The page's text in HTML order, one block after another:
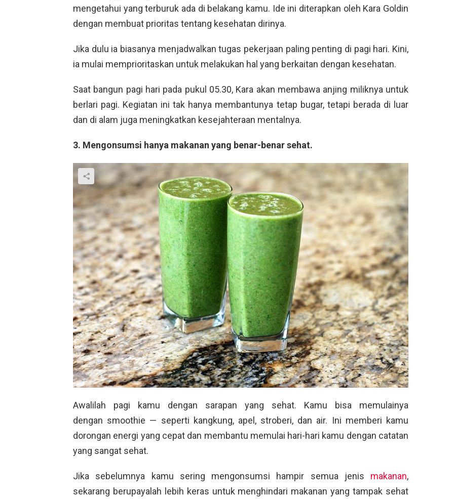
mengetahui yang terburuk ada di belakang kamu. Ide ini diterapkan oleh Kara Goldin
dengan membuat prioritas tentang kesehatan dirinya.
Jika dulu ia biasanya menjadwalkan tugas pekerjaan paling penting di pagi hari. Kini,
ia mulai memprioritaskan untuk melakukan hal yang berkaitan dengan kesehatan.
Saat bangun pagi hari pada pukul 05.30, Kara akan membawa anjing miliknya untuk
berlari pagi. Kegiatan ini tak hanya membantunya tetap bugar, tetapi berada di luar
dan di alam juga meningkatkan kesejahteraan mentalnya.
3. Mengonsumsi hanya makanan yang benar-benar sehat.
Awalilah pagi kamu dengan sarapan yang sehat. Kamu bisa memulainya
dengan smoothie — seperti kangkung, apel, stroberi, dan air. Ini memberi kamu
dorongan energi yang cepat dan membantu memulai hari-hari kamu dengan catatan
yang sangat sehat.
Jika sebelumnya kamu sering mengonsumsi hampir semua jenis makanan,
sekarang berupayalah lebih keras untuk menghindari makanan yang tampak sehat